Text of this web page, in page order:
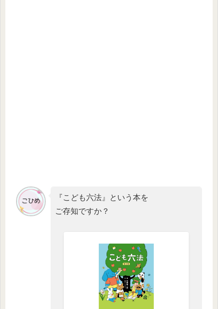
『こども六法』という本を
ご存知ですか？